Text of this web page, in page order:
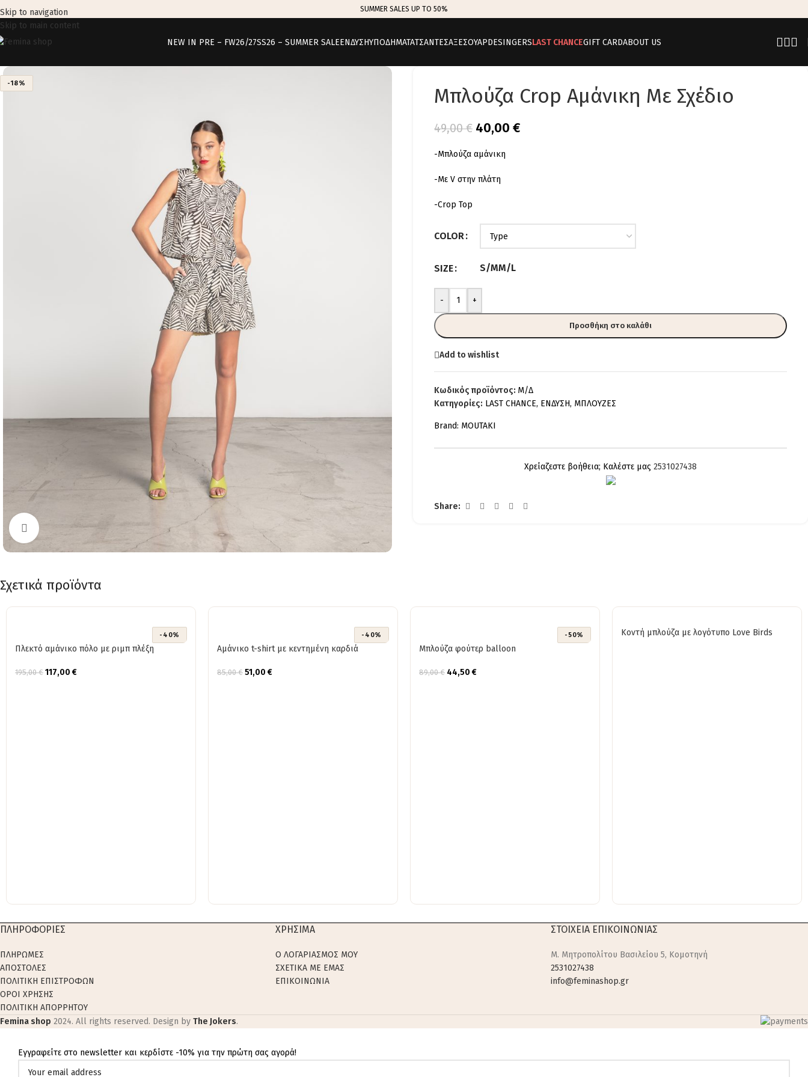
Skip to navigation
Skip to main content
SUMMER SALES UP TO 50%
NEW IN PRE – FW26/27SS26 – SUMMER SALEΕΝΔΥΣΗΥΠΟΔΗΜΑΤΑΤΣΑΝΤΕΣΑΞΕΣΟΥΑΡDESINGERSLAST CHANCEGIFT CARDABOUT US
-18%
Click to enlarge
Μπλούζα Crop Αμάνικη Με Σχέδιο
49,00€ 40,00 €
-Μπλούζα αμάνικη
-Με V στην πλάτη
-Crop Top
COLOR
SIZE S/MM/L
- +
Προσθήκη στο καλάθι
Add to wishlist
Κωδικός προϊόντος: Μ/Δ
Κατηγορίες: LAST CHANCE, ΕΝΔΥΣΗ, ΜΠΛΟΥΖΕΣ
Brand: MOUTAKI
Χρείαζεστε βοήθεια; Καλέστε μας 2531027438
Share:
Σχετικά προϊόντα
-40%
Πλεκτό αμάνικο πόλο με ριμπ πλέξη
195,00€ 117,00 €
-40%
Αμάνικο t-shirt με κεντημένη καρδιά
85,00€ 51,00 €
-50%
Μπλούζα φούτερ balloon
89,00€ 44,50 €
Κοντή μπλούζα με λογότυπο Love Birds
ΠΛΗΡΟΦΟΡΙΕΣ
ΠΛΗΡΩΜΕΣ
ΑΠΟΣΤΟΛΕΣ
ΠΟΛΙΤΙΚΗ ΕΠΙΣΤΡΟΦΩΝ
ΟΡΟΙ ΧΡΗΣΗΣ
ΠΟΛΙΤΙΚΗ ΑΠΟΡΡΗΤΟΥ
ΧΡΗΣΙΜΑ
Ο ΛΟΓΑΡΙΑΣΜΟΣ ΜΟΥ
ΣΧΕΤΙΚΑ ΜΕ ΕΜΑΣ
ΕΠΙΚΟΙΝΩΝΙΑ
ΣΤΟΙΧΕΙΑ ΕΠΙΚΟΙΝΩΝΙΑΣ
M. Μητροπολίτου Βασιλείου 5, Κομοτηνή
2531027438
info@feminashop.gr
Femina shop 2024. All rights reserved. Design by The Jokers.
Εγγραφείτε στο newsletter και κερδίστε -10% για την πρώτη σας αγορά!